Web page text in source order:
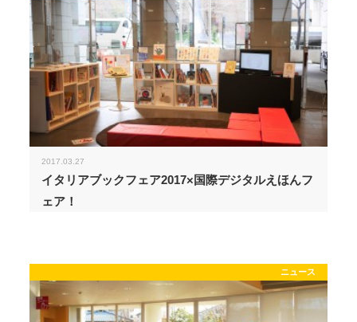
2017.03.27
イタリアブックフェア2017×国際デジタルえほんフ
ェア！
ニュース